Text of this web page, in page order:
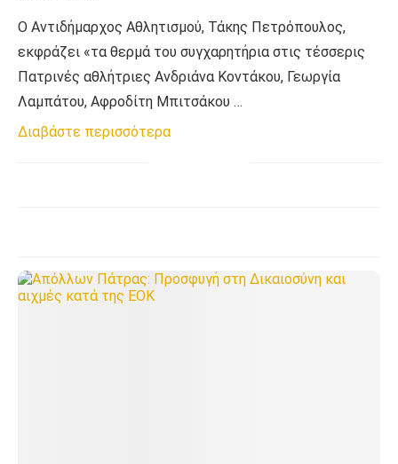
Ο Αντιδήμαρχος Αθλητισμού, Τάκης Πετρόπουλος,
εκφράζει «τα θερμά του συγχαρητήρια στις τέσσερις
Πατρινές αθλήτριες Ανδριάνα Κοντάκου, Γεωργία
Λαμπάτου, Αφροδίτη Μπιτσάκου …
Διαβάστε περισσότερα